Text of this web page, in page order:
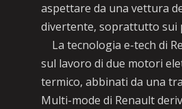
aspettare da una vettura
divertente, soprattutto sui
La tecnologia e-tech di
sul lavoro di due motori
termico, abbinati da una
Multi-mode di Renault